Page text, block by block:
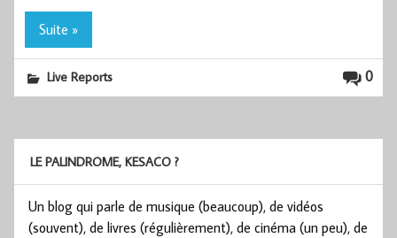
Suite »
0
Live Reports
LE PALINDROME, KESACO ?
Un blog qui parle de musique (beaucoup), de vidéos
(souvent), de livres (régulièrement), de cinéma (un peu), de